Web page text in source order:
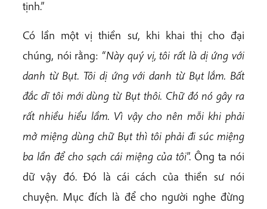
tịnh.”
Có lần một vị thiền sư, khi khai thị cho đại
chúng, nói rằng: “Này quý vị, tôi rất là dị ứng với
danh từ Bụt. Tôi dị ứng với danh từ Bụt lắm. Bất
đắc dĩ tôi mới dùng từ Bụt thôi. Chữ đó nó gây ra
rất nhiều hiểu lầm. Vì vậy cho nên mỗi khi phải
mở miệng dùng chữ Bụt thì tôi phải đi súc miệng
ba lần để cho sạch cái miệng của tôi”. Ông ta nói
dữ vậy đó. Đó là cái cách của thiền sư nói
chuyện. Mục đích là để cho người nghe đừng